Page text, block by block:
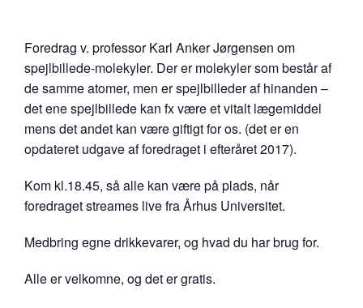
Foredrag v. professor Karl Anker Jørgensen om
spejlbillede-molekyler. Der er molekyler som består af
de samme atomer, men er spejlbilleder af hinanden –
det ene spejlbillede kan fx være et vitalt lægemiddel
mens det andet kan være giftigt for os. (det er en
opdateret udgave af foredraget i efteråret 2017).
Kom kl.18.45, så alle kan være på plads, når
foredraget streames live fra Århus Universitet.
Medbring egne drikkevarer, og hvad du har brug for.
Alle er velkomne, og det er gratis.